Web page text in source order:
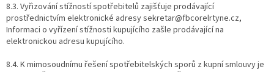
8.3. Vyřizování stížností spotřebitelů zajišťuje prodávající
prostřednictvím elektronické adresy sekretar@fbcorelrtyne.cz,
Informaci o vyřízení stížnosti kupujícího zašle prodávající na
elektronickou adresu kupujícího.
8.4. K mimosoudnímu řešení spotřebitelských sporů z kupní smlouvy je